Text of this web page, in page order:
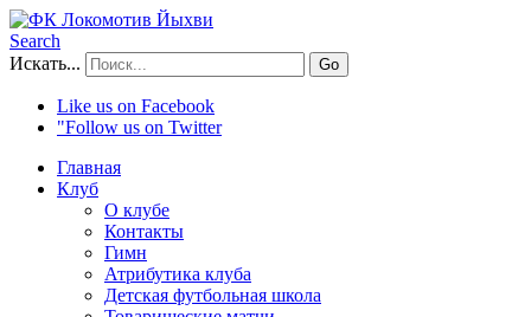
Search
Искать...
Go
Like us on Facebook
"Follow us on Twitter
Главная
Клуб
О клубе
Контакты
Гимн
Атрибутика клуба
Детская футбольная школа